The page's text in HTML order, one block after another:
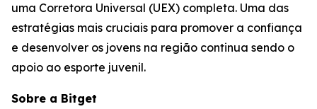
uma Corretora Universal (UEX) completa. Uma das
estratégias mais cruciais para promover a confiança
e desenvolver os jovens na região continua sendo o
apoio ao esporte juvenil.
Sobre a Bitget